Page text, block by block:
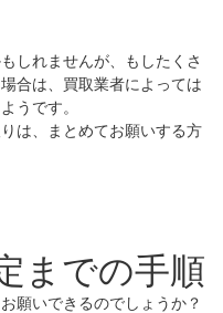
しれませんが、もしたくさ
合は、買取業者によっては
うです。
は、まとめてお願いする方
までの手順
願いできるのでしょうか？